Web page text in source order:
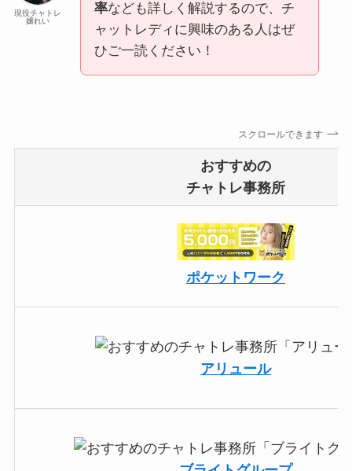
現役チャトレ
嬢れい
率なども詳しく解説するので、チ
ャットレディに興味のある人はぜ
ひご一読ください！
スクロールできます
おすすめの
チャトレ事務所
ポケットワーク
アリュール